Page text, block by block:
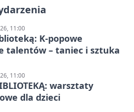
11:00
K-popowe
talentów – taniec i sztuka
11:00
warsztaty
dla dzieci